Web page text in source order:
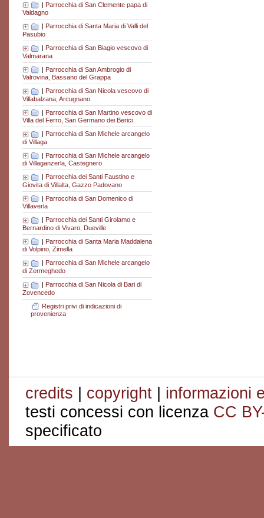
| Parrocchia di San Clemente papa di
Valdagno
Parrocchia di Santa Maria di Valli del
Pasubio
| Parrocchia di San Biagio vescovo di
Valmarana
| Parrocchia di San Ambrogio di
Valrovina, Bassano del Grappa
| Parrocchia di San Nicola vescovo di
Villabalzana, Arcugnano
| Parrocchia di San Martino vescovo di
Villa del Ferro, San Germano dei Berici
| Parrocchia di San Michele arcangelo
di Villaga
| Parrocchia di San Michele arcangelo
di Villaganzerla, Castegnero
Parrocchia dei Santi Faustino e
Giovita di Villalta, Gazzo Padovano
| Parrocchia di San Domenico di
Villaverla
Parrocchia dei Santi Girolamo e
Bernardino di Vivaro, Dueville
| Parrocchia di Santa Maria Maddalena
di Volpino, Zimella
Parrocchia di San Michele arcangelo
di Zermeghedo
| Parrocchia di San Nicola di Bari di
Zovencedo
Registri privi di indicazioni di
provenienza
credits | copyright | informazioni
testi concessi con licenza CC
specificato